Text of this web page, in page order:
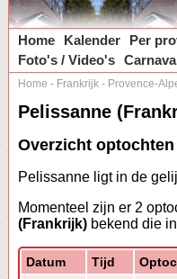
Home
Kalender Per
Foto's / Video's
Home - Frankrijk - Provence-
Pelissanne
Overzicht optochten
Pelissanne ligt in de
Momenteel zijn er 2
(Frankrijk) bekend die
Datum Tijd